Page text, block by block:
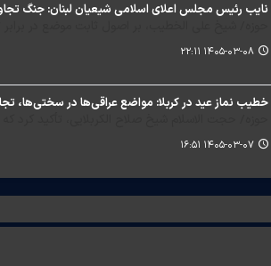
نایب رئیس مجلس اعلای اسلامی شیعیان لبنان: جنگ
۱۴۰۵-۰۳-۰۸ ۲۲:۱۱
خطیب نماز عید در کربلا: مواضع عراقی‌ها در سختی‌ها،
۱۴۰۵-۰۳-۰۷ ۱۶:۵۱